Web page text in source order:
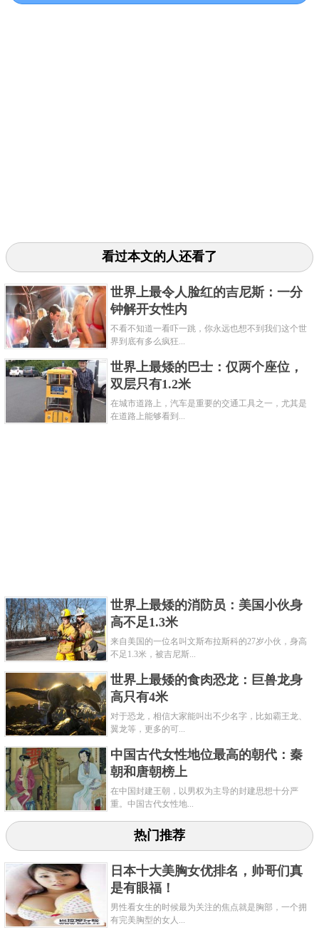
全，这影响了她正常的身体发育，成年之后身高就固
定在了62.8厘米，比世界上最矮的人钱德拉高8厘米，
而体重仅仅只有12斤，经过吉尼斯的认定，成为了世
界最矮女性。而医学专家曾说过，乔蒂·阿姆奇可能一
生都会是这样的身高，就像同为袖珍人的何平平一
样。
最矮女性的称号让她是备受关注，如今俨然已成为国
际上的大明星了，并且希望能够有朝一日进入印度宝
莱坞参演电影。如今的她也确实已经像她的梦想更近
一步了，已经与她喜欢的印度歌星米卡·辛格录制了一
张唱片，还拍摄了《美国恐怖故事：畸形秀》迈出了
向演艺界进军的第一步。
关键字：最矮 女性
看过本文的人还看了
世界上最令人脸红的吉尼斯：一分
钟解开女性内
不看不知道一看吓一跳，你永远也想不到我们这个世
界到底有多么疯狂...
世界上最矮的巴士：仅两个座位，
双层只有1.2米
在城市道路上，汽车是重要的交通工具之一，尤其是
在道路上能够看到...
世界上最矮的消防员：美国小伙身
高不足1.3米
来自美国的一位名叫文斯布拉斯科的27岁小伙，身高
不足1.3米，被吉尼斯...
世界上最矮的食肉恐龙：巨兽龙身
高只有4米
对于恐龙，相信大家能叫出不少名字，比如霸王龙、
翼龙等，更多的可...
中国古代女性地位最高的朝代：秦
朝和唐朝榜上
在中国封建王朝，以男权为主导的封建思想十分严
重。中国古代女性地...
热门推荐
日本十大美胸女优排名，帅哥们真
是有眼福！
男性看女生的时候最为关注的焦点就是胸部，一个拥
有完美胸型的女人...